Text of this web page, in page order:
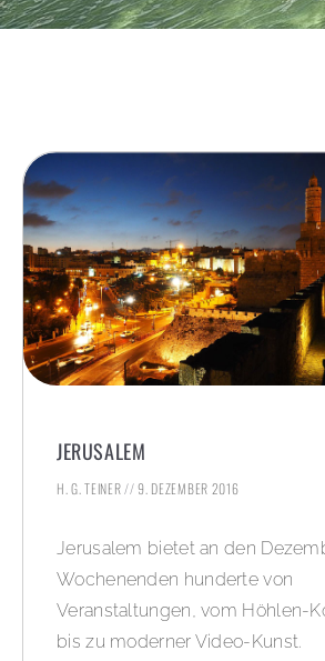
JERUSALEM
H. G. TEINER 9. DEZEMBER 2016
Jerusalem bietet an den
Wochenenden hunderte von
Veranstaltungen, vom Höhlen-
bis zu moderner Video-Kunst.